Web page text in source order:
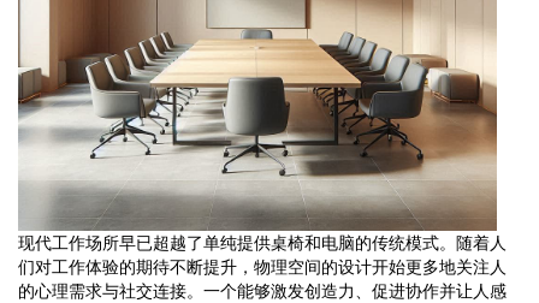
现代工作场所早已超越了单纯提供桌椅和电脑的传统模式。随着人
们对工作体验的期待不断提升，物理空间的设计开始更多地关注人
的心理需求与社交连接。一个能够激发创造力、促进协作并让人感